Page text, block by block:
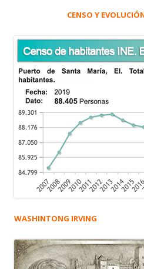
CENSO Y
WASHINTONG IRVING